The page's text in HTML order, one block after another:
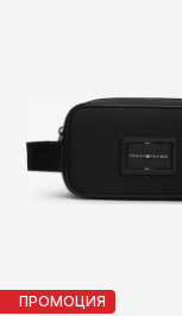
ПРОМОЦИЯ